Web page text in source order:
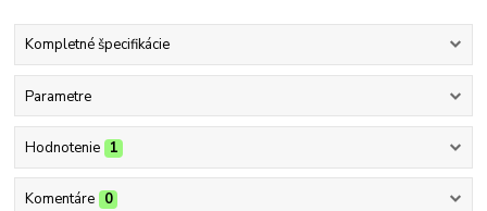
Kompletné špecifikácie
Parametre
Hodnotenie 1
Komentáre 0